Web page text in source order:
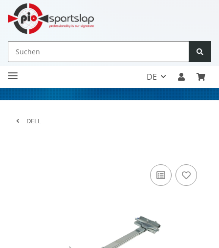
DE
DELL